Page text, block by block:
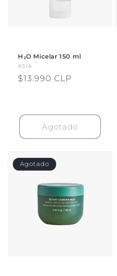
H₂O Micelar 150 ml
Proveedor:
ASIA
Precio
$13.990 CLP
Agotado
Agotado